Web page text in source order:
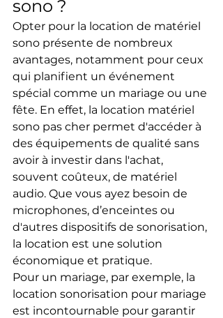
sono ?
Opter pour la location de matériel
sono présente de nombreux
avantages, notamment pour ceux
qui planifient un événement
spécial comme un mariage ou une
fête. En effet, la location matériel
sono pas cher permet d'accéder à
des équipements de qualité sans
avoir à investir dans l'achat,
souvent coûteux, de matériel
audio. Que vous ayez besoin de
microphones, d’enceintes ou
d'autres dispositifs de sonorisation,
la location est une solution
économique et pratique.
Pour un mariage, par exemple, la
location sonorisation pour mariage
est incontournable pour garantir